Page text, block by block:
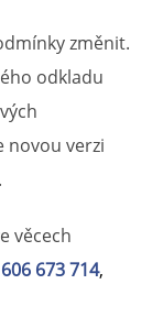
změnit.
odkladu
novou verzi
věcech
673 714,